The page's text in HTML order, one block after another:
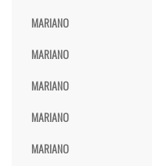
MARIANO
MARIANO
MARIANO
MARIANO
MARIANO